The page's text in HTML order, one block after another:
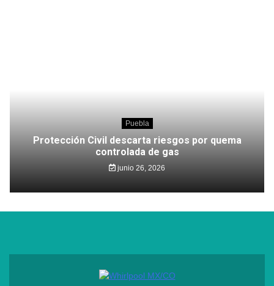
Puebla
Protección Civil descarta riesgos por quema
controlada de gas
junio 26, 2026